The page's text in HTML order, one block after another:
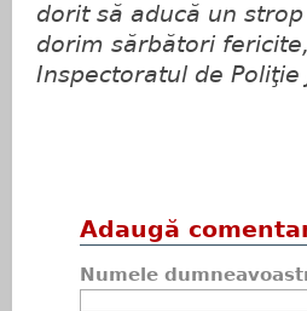
dorit să aducă un
dorim sărbători
Inspectoratul de
Adaugă
Numele